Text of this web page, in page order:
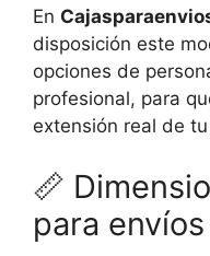
En
disposición este
opciones de
profesional, para
extensión real de
📏
para